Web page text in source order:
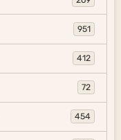
951
412
72
454